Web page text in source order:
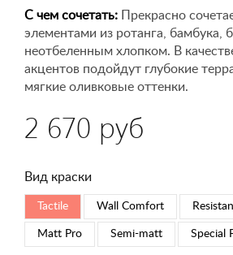
С чем сочетать: Прекрасно
элементами из ротанга, бамбука,
неотбеленным хлопком. В
акцентов подойдут глубокие
мягкие оливковые оттенки.
2 670 руб
Вид краски
Tactile Wall Comfort
Matt Pro Semi-matt Special